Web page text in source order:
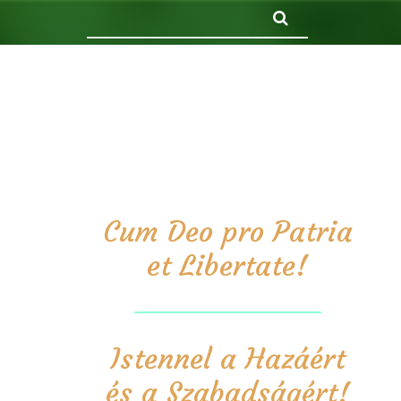
Cum Deo pro Patria
et Libertate!
Istennel a Hazáért
és a Szabadságért!